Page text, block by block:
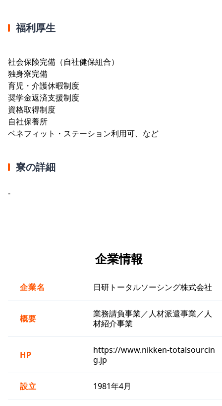
福利厚生
社会保険完備（自社健保組合）
独身寮完備
育児・介護休暇制度
奨学金返済支援制度
資格取得制度
自社保養所
ベネフィット・ステーション利用可、など
寮の詳細
-
企業情報
企業名 日研トータルソーシング株式会社
概要
業務請負事業／人材派遣事業／人
材紹介事業
HP
https://www.nikken-totalsourcin
g.jp
設立 1981年4月